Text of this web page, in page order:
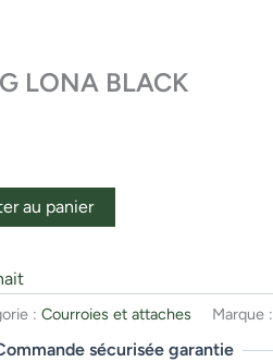
LONA BLACK
au panier
:Courroies et attaches Marque :
sécurisée garantie